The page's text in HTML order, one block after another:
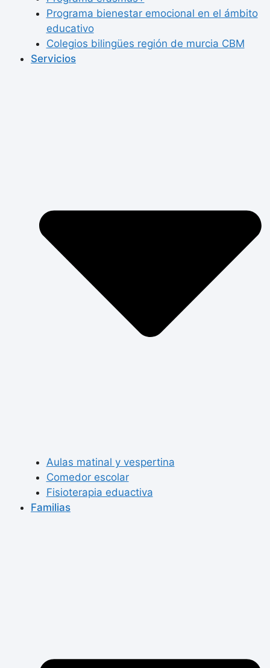
Programa bienestar emocional en el ámbito
educativo
Colegios bilingües región de murcia CBM
Servicios
Aulas matinal y vespertina
Comedor escolar
Fisioterapia eduactiva
Familias